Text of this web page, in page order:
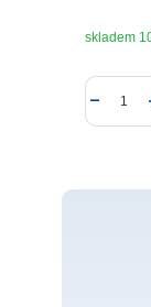
skladem